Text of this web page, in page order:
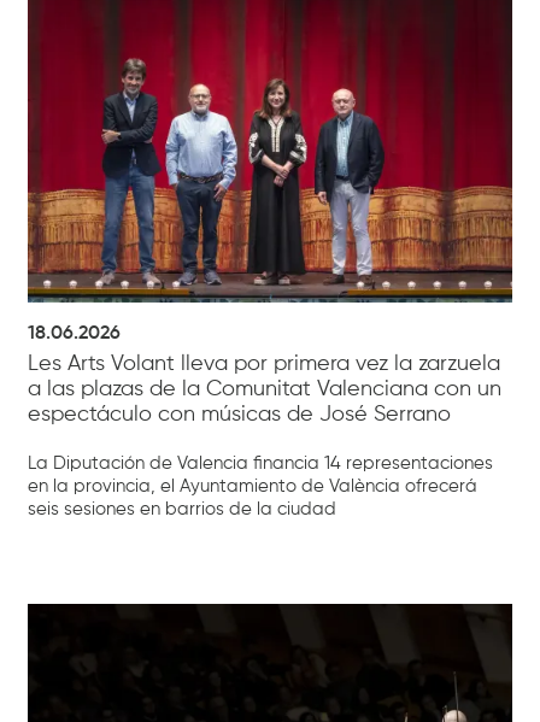
18.06.2026
Les Arts Volant lleva por primera vez la zarzuela
a las plazas de la Comunitat Valenciana con un
espectáculo con músicas de José Serrano
La Diputación de Valencia financia 14 representaciones
en la provincia, el Ayuntamiento de València ofrecerá
seis sesiones en barrios de la ciudad